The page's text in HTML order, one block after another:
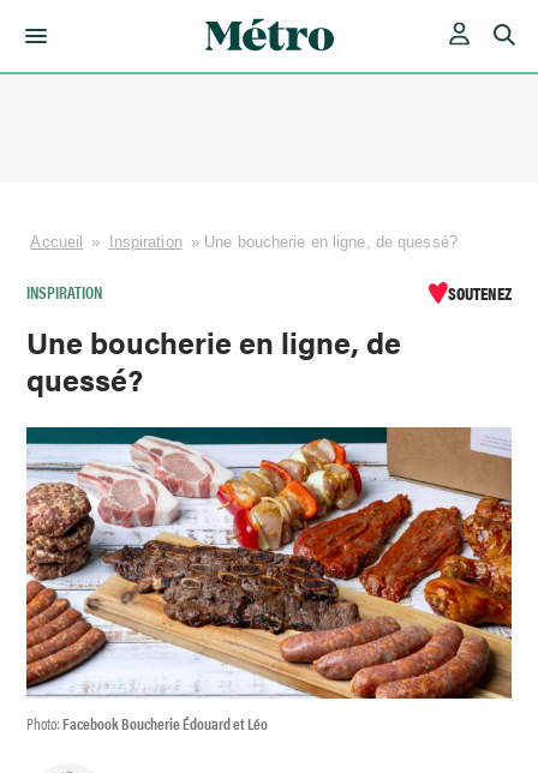
Accueil » Inspiration » Une boucherie en ligne, de quessé?
INSPIRATION SOUTENEZ
Une boucherie en ligne, de
quessé?
Photo:Facebook Boucherie Édouard et Léo